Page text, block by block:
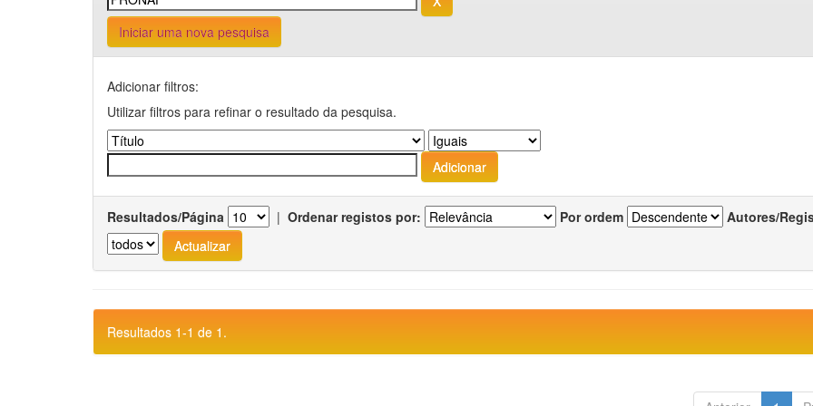
Iniciar uma nova pesquisa
Adicionar filtros:
Utilizar filtros para refinar o resultado da pesquisa.
Resultados/Página | Ordenar registos por: Por ordem Autores/
Resultados 1-1 de 1.